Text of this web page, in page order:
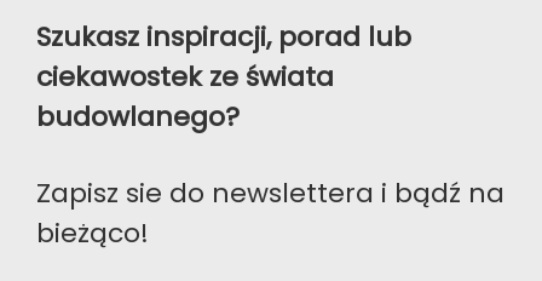
Szukasz inspiracji, porad lub
ciekawostek ze świata
budowlanego?
Zapisz sie do newslettera i bądź na
bieżąco!